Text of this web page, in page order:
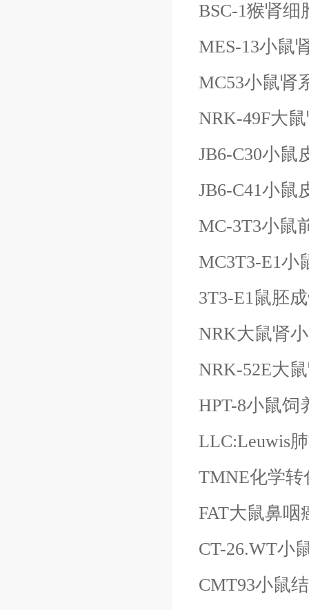
BSC-1猴肾细
MES-13小鼠
MC53小鼠肾
NRK-49F大
JB6-C30小鼠
JB6-C41小鼠
MC-3T3小鼠
MC3T3-E1小
3T3-E1鼠胚
NRK大鼠肾
NRK-52E大
HPT-8小鼠饲
LLC:Leuwis
TMNE化学
FAT大鼠鼻咽
CT-26.WT小
CMT93小鼠